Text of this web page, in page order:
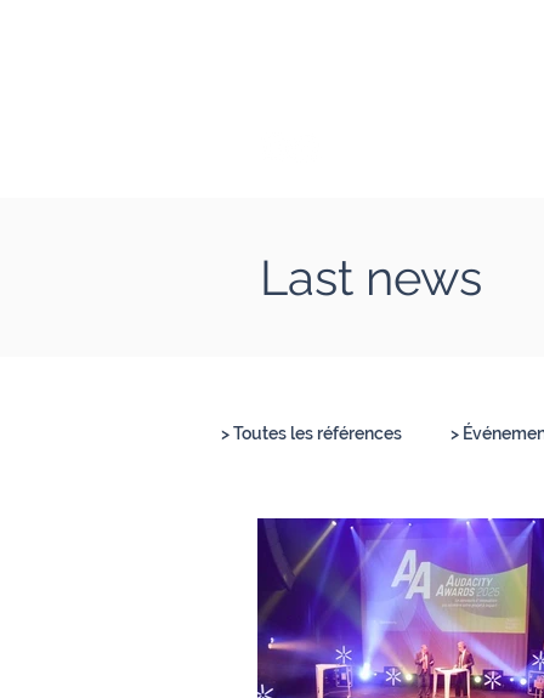
Last news
> Toutes les références >